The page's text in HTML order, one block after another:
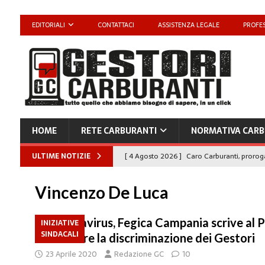
EDITORIALI CONTATTACI ASSISTENZA LEGALE
HOME RETE CARBURANTI NORMATIVA
ULTIME NOTIZIE [ 4 Agosto 2026 ] Caro Carburanti,
amministrato»
[ 31 Luglio 2026 ]
IP rinnova l’accordo
STAMPA
[ 30 Luglio 2026 ] Carburanti, i sindacati
Vincenzo De Luca
INIZIATIVE
SINDACALI
Coronavirus, Fegica Campania scrive al
denunciare la discriminazione dei Gestori
23 Aprile 2020 Redazione GC 10